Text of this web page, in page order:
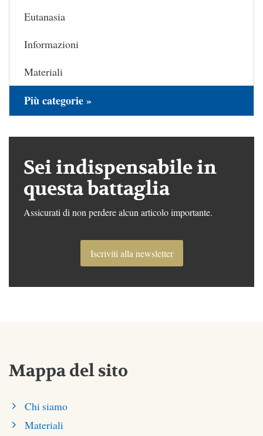
Eutanasia
Informazioni
Materiali
Più categorie »
Sei indispensabile in
questa battaglia
Assicurati di non perdere alcun articolo importante.
Iscriviti alla newsletter
Mappa del sito
Chi siamo
Materiali